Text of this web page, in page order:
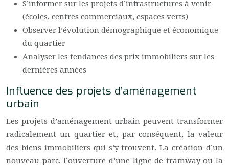
S’informer sur les projets d’infrastructures à venir
(écoles, centres commerciaux, espaces verts)
Observer l’évolution démographique et économique
du quartier
Analyser les tendances des prix immobiliers sur les
dernières années
Influence des projets d’aménagement
urbain
Les projets d’aménagement urbain peuvent transformer
radicalement un quartier et, par conséquent, la valeur
des biens immobiliers qui s’y trouvent. La création d’un
nouveau parc, l’ouverture d’une ligne de tramway ou la